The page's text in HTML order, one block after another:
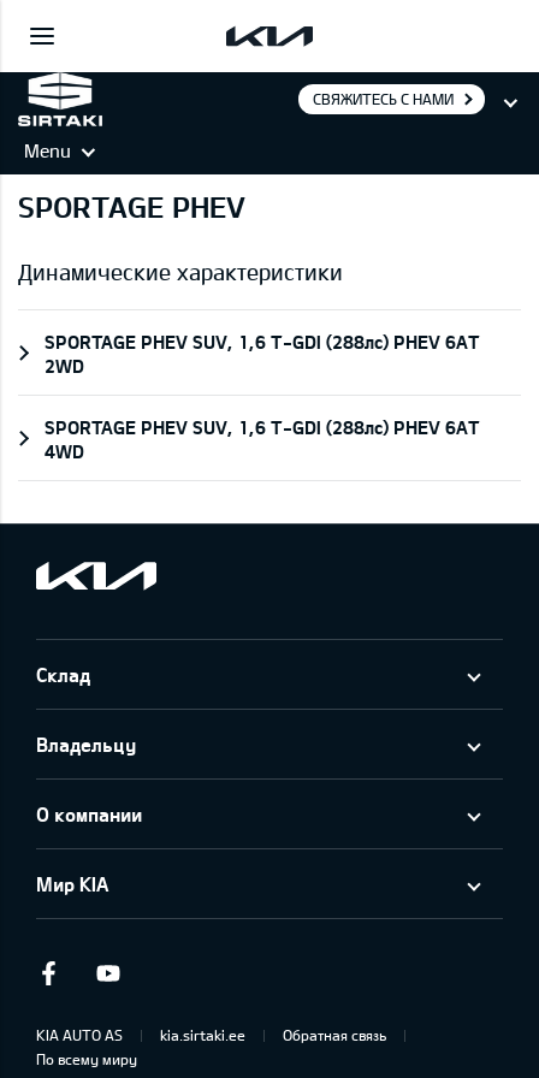
СВЯЖИТЕСЬ С НАМИ
Menu
SPORTAGE PHEV
Динамические характеристики
SPORTAGE PHEV SUV, 1,6 T-GDI (288лс) PHEV 6AT
2WD
SPORTAGE PHEV SUV, 1,6 T-GDI (288лс) PHEV 6AT
4WD
Склад
Владельцу
О компании
Мир KIA
Facebook
KIA AUTO AS kia.sirtaki.ee
Обратная связь
По всему миру